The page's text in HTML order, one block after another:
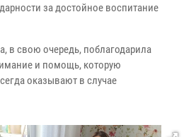
за достойное воспитание
в свою очередь, поблагодарила
и помощь, которую
оказывают в случае